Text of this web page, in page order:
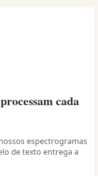
cada
espectrogramas
de texto entrega a